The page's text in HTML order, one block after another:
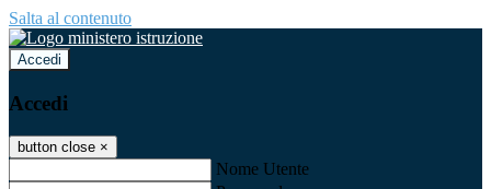
Salta al contenuto
Accedi
Accedi
button close ×
Nome Utente